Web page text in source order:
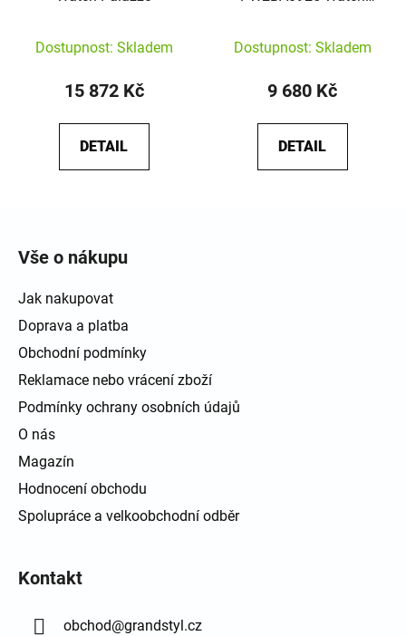
Dostupnost: Skladem
15 872 Kč
DETAIL
Dostupnost: Skladem
9 680 Kč
DETAIL
Vše o nákupu
Jak nakupovat
Doprava a platba
Obchodní podmínky
Reklamace nebo vrácení zboží
Podmínky ochrany osobních údajů
O nás
Magazín
Hodnocení obchodu
Spolupráce a velkoobchodní odběr
Kontakt
obchod@grandstyl.cz